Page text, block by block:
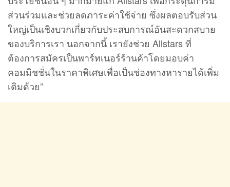
ส่วนร่วมและช่วยลดภาระค่าใช้จ่าย ซึ่งผลตอบรับส่วน
ใหญ่เป็นเชิงบวกเกี่ยวกับประสบการณ์อันสะดวกสบาย
ของบริการเรา นอกจากนี้ เรายังช่วย Allstars ที่
ต้องการสมัครเป็นพาร์ทเนอร์ร้านค้าโดยมอบค่า
คอมมิชชั่นในราคาพิเศษเพื่อเป็นช่องทางหารายได้เพิ่ม
เติมด้วย”